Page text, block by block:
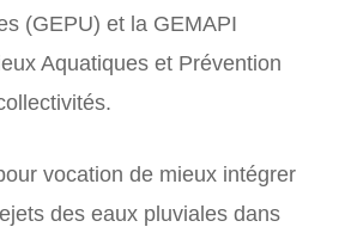
(GEPU) et la GEMAPI
Aquatiques et Prévention
vocation de mieux intégrer
des eaux pluviales dans